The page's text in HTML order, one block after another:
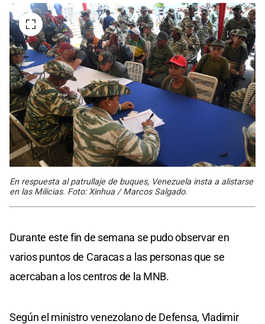
En respuesta al patrullaje de buques, Venezuela insta a alistarse
en las Milicias. Foto: Xinhua / Marcos Salgado.
Durante este fin de semana se pudo observar en
varios puntos de Caracas a las personas que se
acercaban a los centros de la MNB.
Según el ministro venezolano de Defensa, Vladimir